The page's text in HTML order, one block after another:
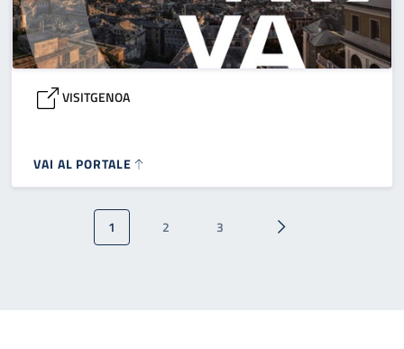
VISITGENOA
VAI AL PORTALE
Paginazione
Pagina attuale
1 Pagina
2 Pagina
3 Pagina successiva